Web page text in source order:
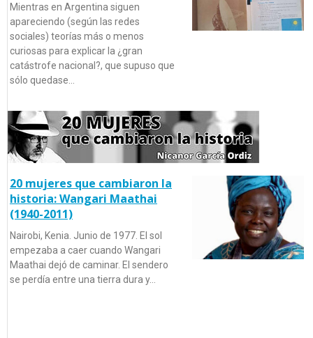
Mientras en Argentina siguen
apareciendo (según las redes
sociales) teorías más o menos
curiosas para explicar la ¿gran
catástrofe nacional?, que supuso que
sólo quedase…
20 mujeres que cambiaron la
historia: Wangari Maathai
(1940-2011)
Nairobi, Kenia. Junio de 1977. El sol
empezaba a caer cuando Wangari
Maathai dejó de caminar. El sendero
se perdía entre una tierra dura y…